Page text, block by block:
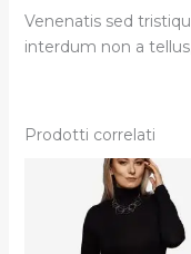
Venenatis sed
interdum non a
Prodotti correlati